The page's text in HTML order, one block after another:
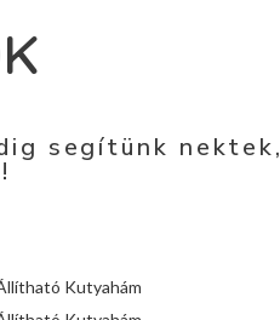
segítünk nektek,